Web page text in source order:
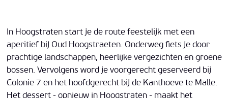
In Hoogstraten start je de route feestelijk met een
aperitief bij Oud Hoogstraeten. Onderweg fiets je door
prachtige landschappen, heerlijke vergezichten en groene
bossen. Vervolgens word je voorgerecht geserveerd bij
Colonie 7 en het hoofdgerecht bij de Kanthoeve te Malle.
Het dessert - opnieuw in Hoogstraten - maakt het